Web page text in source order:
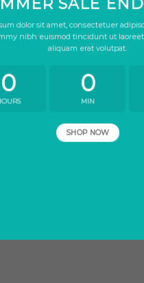
SALE
dolor sit amet, consectetuer
nibh euismod tincidunt ut
aliquam erat volutpat.
0 0
MIN
SHOP NOW